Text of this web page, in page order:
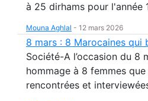
à 25 dirhams pour l'année
Mouna Aghlal - 12 mars 2026
8 mars : 8 Marocaines qui
Société-A l’occasion du 8
hommage à 8 femmes
rencontrées et